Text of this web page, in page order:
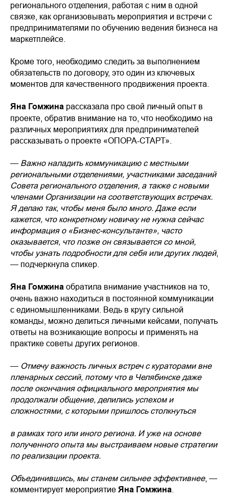
регионального отделения, работая с ним в одной
связке, как организовывать мероприятия и встречи с
предпринимателями по обучению ведения бизнеса на
маркетплейсе.
Кроме того, необходимо следить за выполнением
обязательств по договору, это один из ключевых
моментов для качественного продвижения проекта.
Яна Гомжина рассказала про свой личный опыт в
проекте, обратив внимание на то, что необходимо на
различных мероприятиях для предпринимателей
рассказывать о проекте «ОПОРА-СТАРТ».
— Важно наладить коммуникацию с местными
региональными отделениями, участниками заседаний
Совета регионального отделения, а также с новыми
членами Организации на соответствующих встречах.
Я делаю так, чтобы меня было много. Даже если
кажется, что конкретному новичку не нужна сейчас
информация о «Бизнес-консультанте», часто
оказывается, что позже он связывается со мной,
чтобы узнать подробности для себя или других людей,
— подчеркнула спикер.
Яна Гомжина обратила внимание участников на то,
очень важно находиться в постоянной коммуникации
с единомышленниками. Ведь в кругу сильной
команды, можно делиться личными кейсами, получать
ответы на возникающие вопросы и применять на
практике советы других регионов.
— Отмечу важность личных встреч с кураторами вне
пленарных сессий, потому что в Челябинске даже
после окончания официального мероприятия мы
продолжали общение, делились успехом и
сложностями, с которыми пришлось столкнуться
в рамках того или иного региона. И уже на основе
полученного опыта мы выстраиваем новые стратегии
по реализации проекта.
Объединившись, мы станем сильнее эффективнее, —
комментирует мероприятие Яна Гомжина